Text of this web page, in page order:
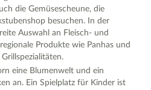
die Gemüsescheune, die
besuchen. In der
Auswahl an Fleisch- und
Produkte wie Panhas und
eine Blumenwelt und ein
an. Ein Spielplatz für Kinder ist